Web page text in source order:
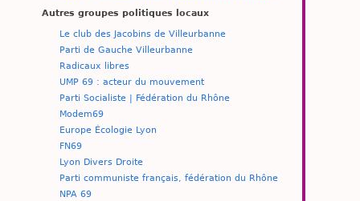
Autres groupes politiques locaux
Le club des Jacobins de Villeurbanne
Parti de Gauche Villeurbanne
Radicaux libres
UMP 69 : acteur du mouvement
Parti Socialiste | Fédération du Rhône
Modem69
Europe Écologie Lyon
FN69
Lyon Divers Droite
Parti communiste français, fédération du Rhône
NPA 69